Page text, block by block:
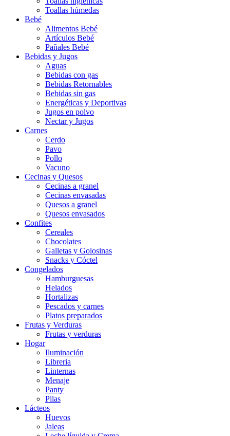
Toallas húmedas
Bebé
Alimentos Bebé
Artículos Bebé
Pañales Bebé
Bebidas y Jugos
Aguas
Bebidas con gas
Bebidas Retornables
Bebidas sin gas
Energéticas y Deportivas
Jugos en polvo
Nectar y Jugos
Carnes
Cerdo
Pavo
Pollo
Vacuno
Cecinas y Quesos
Cecinas a granel
Cecinas envasadas
Quesos a granel
Quesos envasados
Confites
Cereales
Chocolates
Galletas y Golosinas
Snacks y Cóctel
Congelados
Hamburguesas
Helados
Hortalizas
Pescados y carnes
Platos preparados
Frutas y Verduras
Frutas y verduras
Hogar
Iluminación
Libreria
Linternas
Menaje
Panty
Pilas
Lácteos
Huevos
Jaleas